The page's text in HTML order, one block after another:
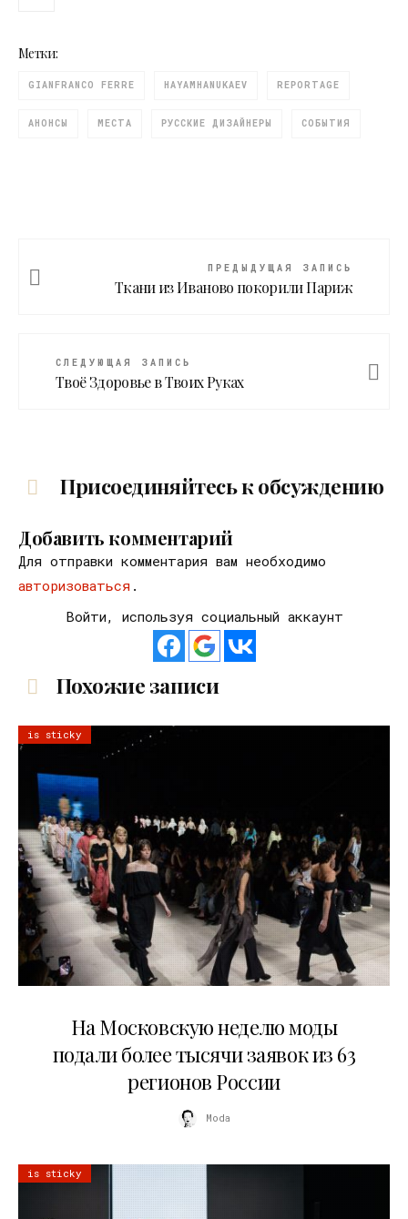
Метки:
GIANFRANCO FERRE HAYAMHANUKAEV REPORTAGE
АНОНСЫ МЕСТА РУССКИЕ ДИЗАЙНЕРЫ СОБЫТИЯ
ПРЕДЫДУЩАЯ ЗАПИСЬ
Ткани из Иваново покорили Париж
СЛЕДУЮЩАЯ ЗАПИСЬ
Твоё Здоровье в Твоих Руках
Присоединяйтесь к обсуждению
Добавить комментарий
Для отправки комментария вам необходимо
авторизоваться .
Войти, используя социальный аккаунт
Похожие записи
is sticky
На Московскую неделю моды
подали более тысячи заявок из 63
регионов России
Moda
is sticky